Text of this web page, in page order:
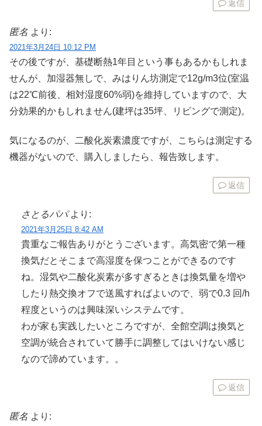
返信
匿名 より:
2021年3月24日 10:12 PM
その後ですが、基礎断熱1年目という事もあるかもしれま
せんが、加湿器無しで、みはりん坊測定で12g/m3位(室温
は22℃前後、相対湿度60%弱)を維持していますので、大
分効果的かもしれません(建坪は35坪、リビングで測定)。
気になるのが、二酸化炭素濃度ですが、こちらは測定する
機器がないので、購入しましたら、報告致します。
返信
さとるパパ より:
2021年3月25日 8:42 AM
貴重なご報告ありがとうございます。高気密で第一種
換気だとそこまで高湿度を保つことができるのです
ね。湿気や二酸化炭素が多すぎるときは換気量を増や
したり熱交換オフで送風すればよいので、弱で0.3 回/h
程度というのは興味深いシステムです。
わが家も実践したいところですが、全館空調は換気と
空調が統合されていて勝手に調整してはいけない感じ
なので諦めています。。
返信
匿名 より: